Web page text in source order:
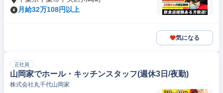
月給32万108円以上
気になる
正社員
山岡家でホール・キッチンスタッフ(週休3日/夜勤)
株式会社丸千代山岡家